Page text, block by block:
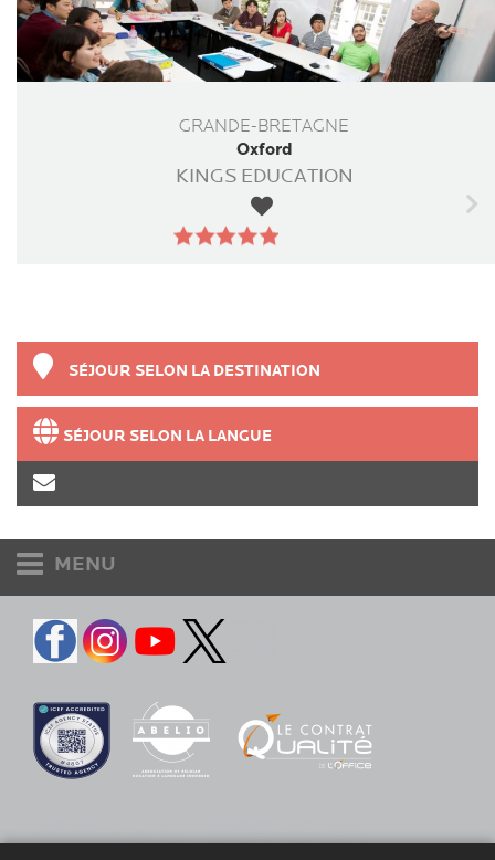
GRANDE-BRETAGNE
Oxford
KINGS EDUCATION
SÉJOUR SELON LA DESTINATION
SÉJOUR SELON LA LANGUE
MENU
Etudiants et adultes
Accueil
Destinations
Langues
Hébergements